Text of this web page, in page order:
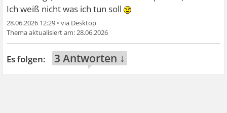
Ich weiß nicht was ich tun soll
28.06.2026 12:29 •
28.06.2026
3 Antworten ↓